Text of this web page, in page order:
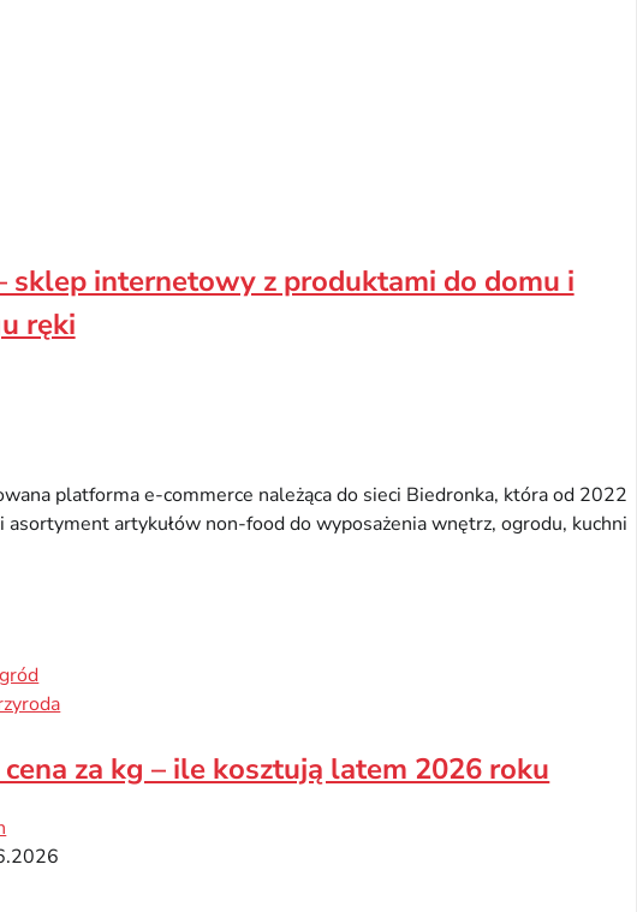
sklep internetowy z produktami do domu i
ręki
platforma e-commerce należąca do sieci Biedronka, która od 2022
asortyment artykułów non-food do wyposażenia wnętrz, ogrodu, kuchni
za kg – ile kosztują latem 2026 roku